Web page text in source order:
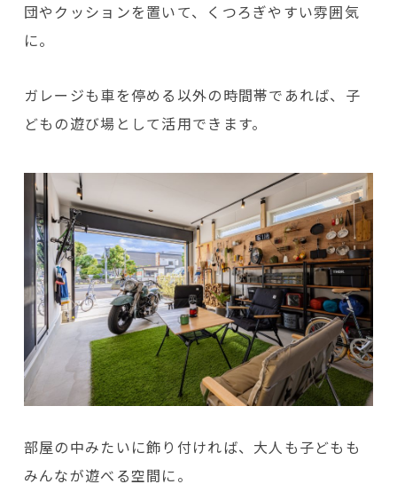
団やクッションを置いて、くつろぎやすい雰囲気
に。
ガレージも車を停める以外の時間帯であれば、子
どもの遊び場として活用できます。
部屋の中みたいに飾り付ければ、大人も子どもも
みんなが遊べる空間に。